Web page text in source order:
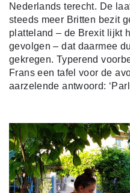
Nederlands terecht. De
steeds meer Britten bezit
platteland – de Brexit lijkt
gevolgen – dat daarmee
gekregen. Typerend
Frans een tafel voor de
aarzelende antwoord: